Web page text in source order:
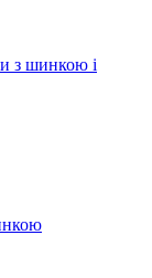
з шинкою і